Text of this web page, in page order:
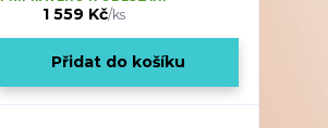
1 559 Kč/ks
Přidat do košíku